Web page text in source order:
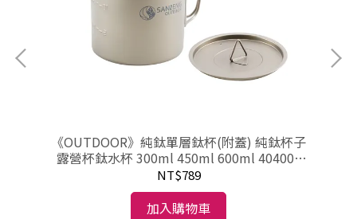
《OUTDOOR》純鈦單層鈦杯(附蓋) 純鈦杯子
露營杯鈦水杯 300ml 450ml 600ml 404001
404002 404003
NT$789
加入購物車